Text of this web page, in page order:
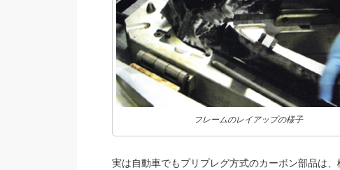
フレームのレイアップの様子
実は自動車でもプリプレグ方式のカーボン部品は